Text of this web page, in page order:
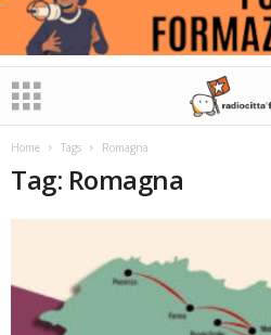
Home Tags Romagna
Tag: Romagna